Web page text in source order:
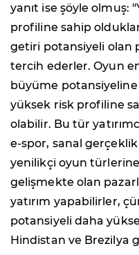
yanıt ise şöyle olmuş:
profiline sahip
getiri potansiyeli olan
tercih ederler. Oyun
büyüme
yüksek risk profiline
olabilir. Bu tür
e-spor, sanal gerçeklik
yenilikçi oyun
gelişmekte olan
yatırım yapabilirler,
potansiyeli daha
Hindistan ve Brezilya